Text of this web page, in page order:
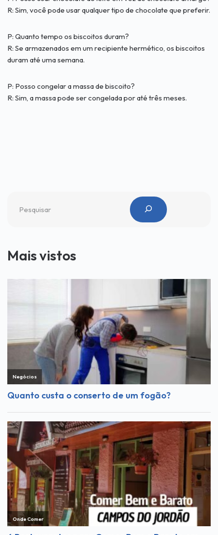
R: Sim, você pode usar qualquer tipo de chocolate que preferir.
P: Quanto tempo os biscoitos duram?
R: Se armazenados em um recipiente hermético, os biscoitos
duram até uma semana.
P: Posso congelar a massa de biscoito?
R: Sim, a massa pode ser congelada por até três meses.
Mais vistos